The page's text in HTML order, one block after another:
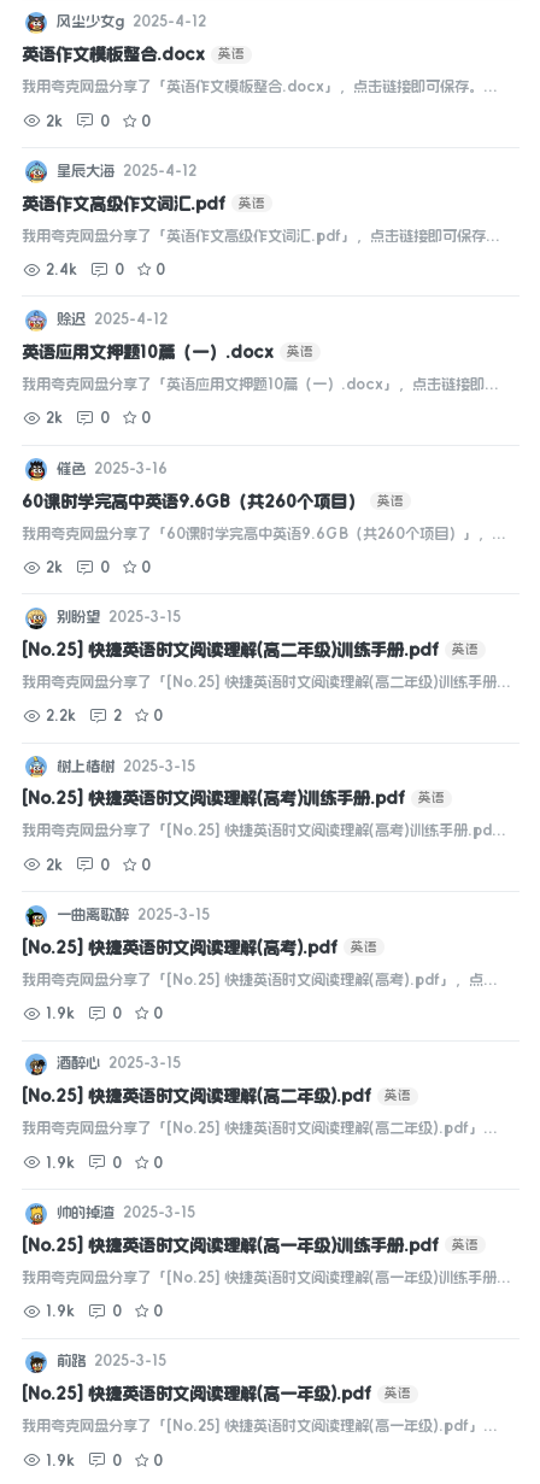
风尘少女g 2025-4-12
英语作文模板整合.docx 英语
我用夸克网盘分享了「英语作文模板整合.docx」，点击链接即可保存。打
2k
0 0
星辰大海 2025-4-12
英语作文高级作文词汇.pdf 英语
我用夸克网盘分享了「英语作文高级作文词汇.pdf」，点击链接即可保存。
2.4k
0 0
赊迟 2025-4-12
英语应用文押题10篇（一）.docx 英语
我用夸克网盘分享了「英语应用文押题10篇（一）.docx」，点击链接即可
2k
0 0
催色 2025-3-16
60课时学完高中英语9.6GB（共260个项目） 英语
我用夸克网盘分享了「60课时学完高中英语9.6GB（共260个项目）」，点
速，支持电视投屏。...
2k 0 0
别盼望 2025-3-15
[No.25] 快捷英语时文阅读理解(高二年级)训练手册.pdf 英语
我用夸克网盘分享了「[No.25] 快捷英语时文阅读理解(高二年级)训练手册.p
转换。...
2.2k 2 0
树上椿树 2025-3-15
[No.25] 快捷英语时文阅读理解(高考)训练手册.pdf 英语
我用夸克网盘分享了「[No.25] 快捷英语时文阅读理解(高考)训练手册.pd
换。...
2k 0 0
一曲离歌醉 2025-3-15
[No.25] 快捷英语时文阅读理解(高考).pdf 英语
我用夸克网盘分享了「[No.25] 快捷英语时文阅读理解(高考).pdf」，点击
1.9k
0 0
酒醉心 2025-3-15
[No.25] 快捷英语时文阅读理解(高二年级).pdf 英语
我用夸克网盘分享了「[No.25] 快捷英语时文阅读理解(高二年级).pdf」，
换。...
1.9k 0 0
帅的掉渣 2025-3-15
[No.25] 快捷英语时文阅读理解(高一年级)训练手册.pdf 英语
我用夸克网盘分享了「[No.25] 快捷英语时文阅读理解(高一年级)训练手册.p
转换。...
1.9k 0 0
前路 2025-3-15
[No.25] 快捷英语时文阅读理解(高一年级).pdf 英语
我用夸克网盘分享了「[No.25] 快捷英语时文阅读理解(高一年级).pdf」，
换。...
1.9k 0 0